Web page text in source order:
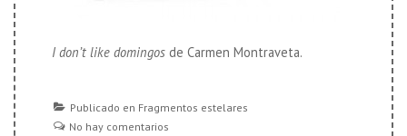
I don’t like domingos de Carmen Montraveta.
Publicado en Fragmentos estelares
No hay comentarios